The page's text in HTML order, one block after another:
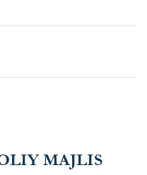
MAJLIS